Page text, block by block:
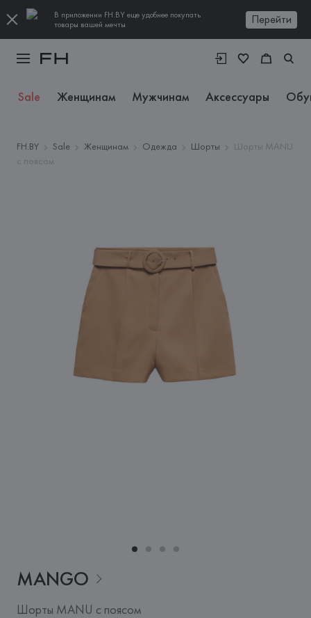
В приложении FH.BY еще удобнее покупать
товары вашей мечты
Перейти
Sale Женщинам Мужчинам Аксессуары
FH.BY Sale Женщинам Одежда Шорты
Шорты MANU
с поясом
MANGO
Шорты MANU с поясом